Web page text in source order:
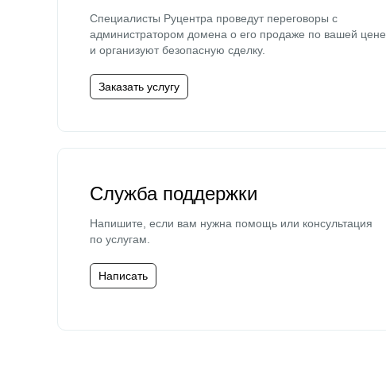
Специалисты Руцентра проведут переговоры с
администратором домена о его продаже по вашей цене
и организуют безопасную сделку.
Заказать услугу
Служба поддержки
Напишите, если вам нужна помощь или консультация
по услугам.
Написать